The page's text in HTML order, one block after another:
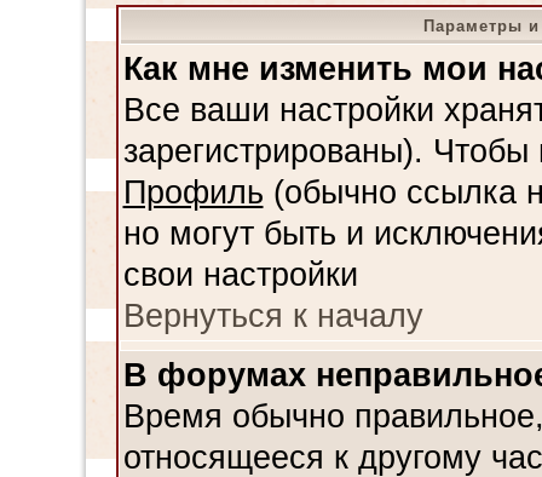
Параметры и
Как мне изменить мои
Все ваши настройки
зарегистрированы).
Профиль (обычно ссылка
но могут быть и
свои настройки
Вернуться к началу
В форумах
Время обычно
относящееся к другому